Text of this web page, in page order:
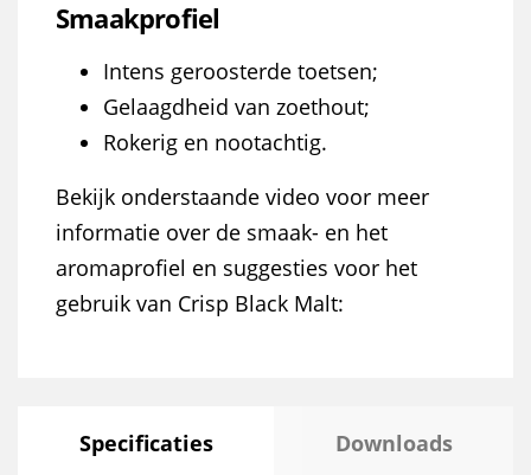
Smaakprofiel
Intens geroosterde toetsen;
Gelaagdheid van zoethout;
Rokerig en nootachtig.
Bekijk onderstaande video voor meer
informatie over de smaak- en het
aromaprofiel en suggesties voor het
gebruik van Crisp Black Malt:
Specificaties Downloads